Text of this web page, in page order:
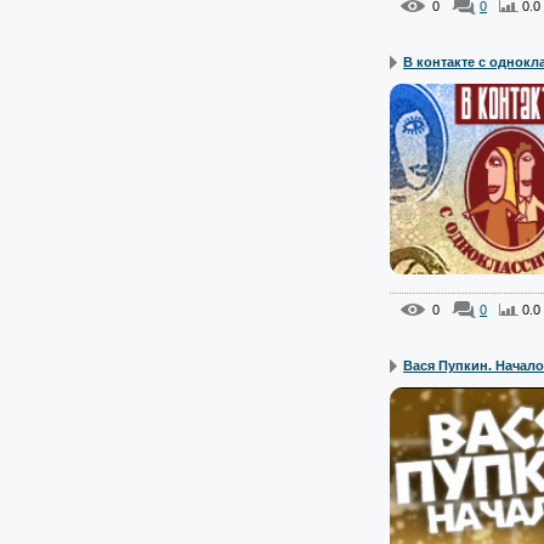
0 0 0.0
В контакте с
0 0 0.0
Вася Пупкин. Начало